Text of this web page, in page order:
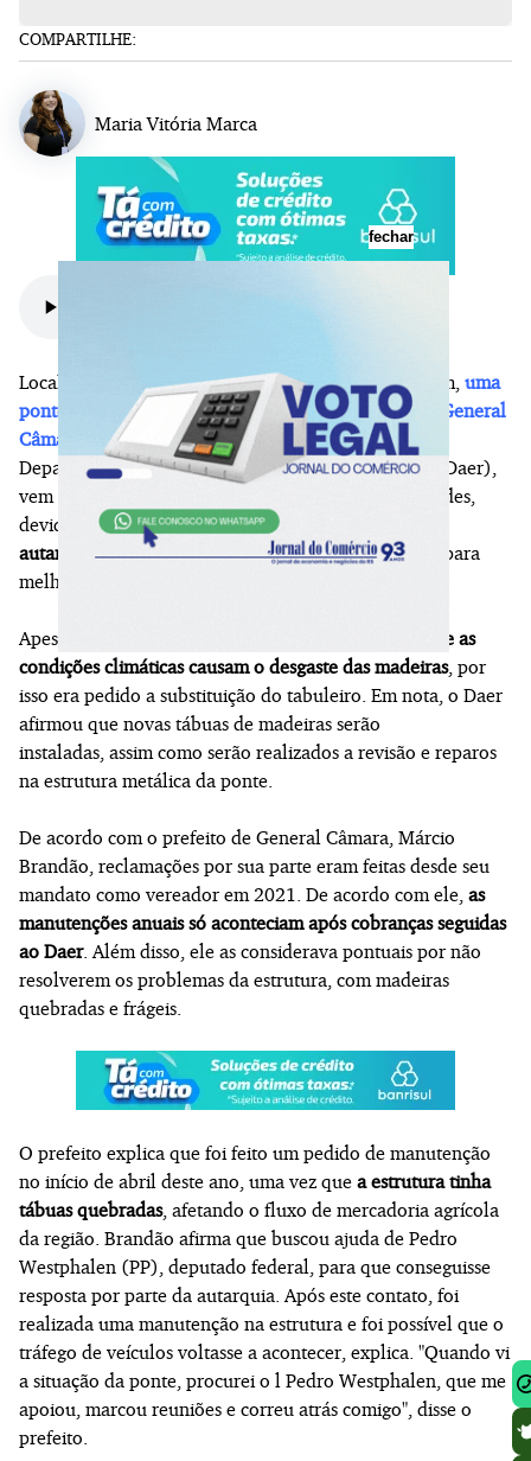
COMPARTILHE:
Maria Vitória Marca
Localizada na ERS-130, sobre o Arroio Taquari Mirim, uma
ponte feita de ferro e madeira liga os municípios de General
Câmara e Venâncio Aireshá décadas. Entretanto, o
Departamento Autônomo de Estradas de Rodagem (Daer),
vem recebendo reclamações por parte das duas cidades,
devido a deterioração das madeiras da estrutura.
autarquia estadual prometeu que deve iniciar obras
para
melhorar a trafegabilidade no local ainda este mês.
Apesar da manutenção anual,
o fluxo de caminhões e as
condições climáticas causam o desgaste das madeiras, por
isso era pedido a substituição do tabuleiro. Em nota, o Daer
afirmou que novas tábuas de madeiras serão
instaladas, assim como serão realizados a revisão e reparos
na estrutura metálica da ponte.
De acordo com o prefeito de General Câmara, Márcio
Brandão, reclamações por sua parte eram feitas desde seu
mandato como vereador em 2021. De acordo com ele, as
manutenções anuais só aconteciam após cobranças seguidas
ao Daer. Além disso, ele as considerava pontuais por não
resolverem os problemas da estrutura, com madeiras
quebradas e frágeis.
O prefeito explica que foi feito um pedido de manutenção
no início de abril deste ano, uma vez que a estrutura tinha
tábuas quebradas, afetando o fluxo de mercadoria agrícola
da região. Brandão afirma que buscou ajuda de Pedro
Westphalen (PP), deputado federal, para que conseguisse
resposta por parte da autarquia. Após este contato, foi
realizada uma manutenção na estrutura e foi possível que o
tráfego de veículos voltasse a acontecer, explica. "Quando vi
a situação da ponte, procurei o l Pedro Westphalen, que me
apoiou, marcou reuniões e correu atrás comigo", disse o
prefeito.
fechar